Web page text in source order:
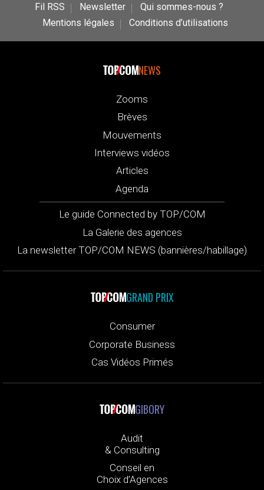
Fil RSS Newsletter
Qui sommes-nous ?
Mentions légales
Conditions d’utilisations
NEWS
Zooms
Brèves
Mouvements
Interviews vidéos
Articles
Agenda
Le guide Connected by TOP/COM
La Galerie des agences
La newsletter TOP/COM NEWS (bannières/habillage)
GRAND PRIX
Consumer
Corporate Business
Cas Vidéos Primés
GIBORY
Audit
& Consulting
Conseil en
Choix d’Agences